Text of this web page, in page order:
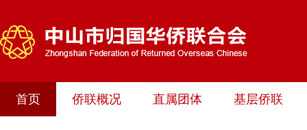
首页 侨联概况 直属团体 基层侨联